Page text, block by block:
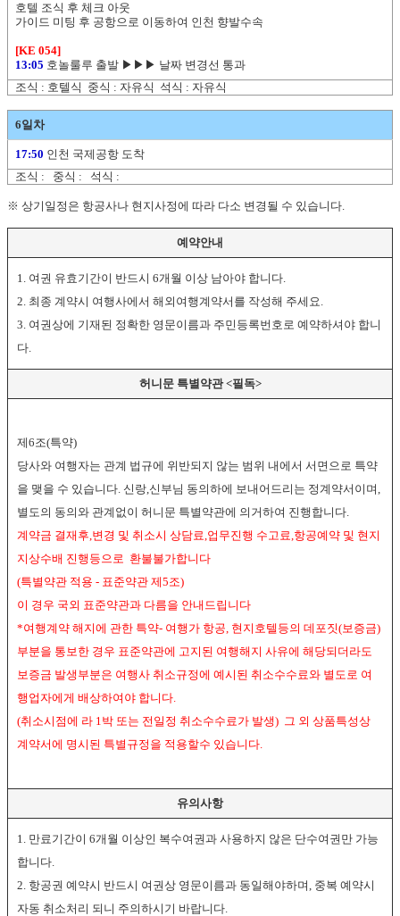
호텔 조식 후 체크 아웃
가이드 미팅 후 공항으로 이동하여 인천 향발수속
[KE 054]
13:05 호놀룰루 출발 ▶▶▶ 날짜 변경선 통과
조식 : 호텔식 중식 : 자유식 석식 : 자유식
6일차
17:50 인천 국제공항 도착
조식 : 중식 : 석식 :
※ 상기일정은 항공사나 현지사정에 따라 다소 변경될 수 있습니다.
예약안내
1. 여권 유효기간이 반드시 6개월 이상 남아야 합니다.
2. 최종 계약시 여행사에서 해외여행계약서를 작성해 주세요.
3. 여권상에 기재된 정확한 영문이름과 주민등록번호로 예약하셔야 합니
다.
허니문 특별약관 <필독>
제6조(특약)
당사와 여행자는 관계 법규에 위반되지 않는 범위 내에서 서면으로 특약
을 맺을 수 있습니다. 신랑,신부님 동의하에 보내어드리는 정계약서이며,
별도의 동의와 관계없이 허니문 특별약관에 의거하여 진행합니다.
계약금 결재후,변경 및 취소시 상담료,업무진행 수고료,항공예약 및 현지
지상수배 진행등으로 환불불가합니다
(특별약관 적용 - 표준약관 제5조)
이 경우 국외 표준약관과 다름을 안내드립니다
*여행계약 해지에 관한 특약- 여행가 항공, 현지호텔등의 데포짓(보증금)
부분을 통보한 경우 표준약관에 고지된 여행해지 사유에 해당되더라도
보증금 발생부분은 여행사 취소규정에 예시된 취소수수료와 별도로 여
행업자에게 배상하여야 합니다.
(취소시점에 라 1박 또는 전일정 취소수수료가 발생) 그 외 상품특성상
계약서에 명시된 특별규정을 적용할수 있습니다.
유의사항
1. 만료기간이 6개월 이상인 복수여권과 사용하지 않은 단수여권만 가능
합니다.
2. 항공권 예약시 반드시 여권상 영문이름과 동일해야하며, 중복 예약시
자동 취소처리 되니 주의하시기 바랍니다.